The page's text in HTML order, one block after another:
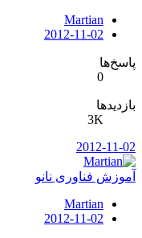
Martian
2012-11-02
پاسخ‌ها
0
بازدیدها
3K
2012-11-02
آموزش فناوری نانو
Martian
2012-11-02